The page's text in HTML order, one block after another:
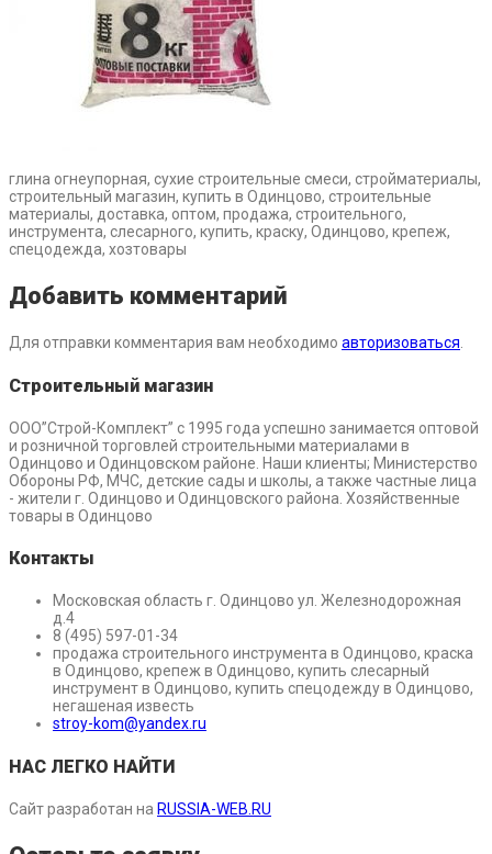
глина огнеупорная, сухие строительные смеси, стройматериалы,
строительный магазин, купить в Одинцово, строительные
материалы, доставка, оптом, продажа, строительного,
инструмента, слесарного, купить, краску, Одинцово, крепеж,
спецодежда, хозтовары
Добавить комментарий
Для отправки комментария вам необходимо авторизоваться.
Строительный магазин
ООО”Строй-Комплект” с 1995 года успешно занимается оптовой
и розничной торговлей строительными материалами в
Одинцово и Одинцовском районе. Наши клиенты; Министерство
Обороны РФ, МЧС, детские сады и школы, а также частные лица
- жители г. Одинцово и Одинцовского района. Хозяйственные
товары в Одинцово
Контакты
Московская область г. Одинцово ул. Железнодорожная
д.4
8 (495) 597-01-34
продажа строительного инструмента в Одинцово, краска
в Одинцово, крепеж в Одинцово, купить слесарный
инструмент в Одинцово, купить спецодежду в Одинцово,
негашеная известь
stroy-kom@yandex.ru
НАС ЛЕГКО НАЙТИ
Сайт разработан на RUSSIA-WEB.RU